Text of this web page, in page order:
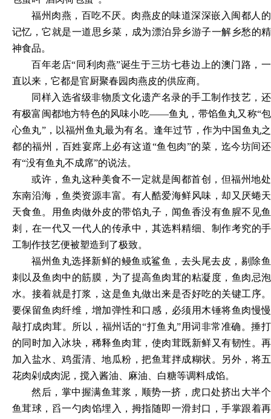
福州肉燕，百吃不厌。肉燕皮的味道深深嵌入闽都人的
记忆，它就是一道思乡菜，成为漂泊异乡游子一解乡愁的精
神食品。
百年老店“同利肉燕”诞生于三坊七巷边上的澳门路，一
直以来，它都是官厨聚春园肉燕皮的供应商。
同样入选省级非物质文化遗产名录的手工制作技艺，还
有极富闽都地方特色的风味小吃——鱼丸，带馅鱼丸又称“包
心鱼丸”，以福州鱼丸最为有名。逢年过节，作为中国鱼丸之
都的福州，百姓宴席上必有这道“鱼包肉”的菜，迄今坊间还
有“没有鱼丸不成席”的说法。
或许，鱼丸这种美食不一定就是闽都首创，但福州地处
东南沿海，鱼类资源丰富。有人酷爱海鲜风味，却又厌蜷天
天食鱼。用鱼肉做外皮的带馅丸子，闻鱼香没有鱼腥不见鱼
刺，在一代又一代人的传承中，其选料精细、制作考究的手
工制作技艺便被塑造到了极致。
福州鱼丸选择新鲜的鳗鱼或鲨鱼，去头尾去皮，剔除鱼
刺以及鱼肉中的筋膜，为了提高鱼肉茸的粘凝度，鱼肉忌泡
水。接着就是打浆，这是鱼丸做出来是否好吃的关键工序。
要保留鱼肉纤维，增加弹性和口感，必须用木锤将鱼肉慢慢
敲打成肉茸。所以，福州话的“打鱼丸”用词非常准确。捶打
的同时加入冰块，稀释鱼肉茸，使肉茸既新鲜又有韧性。再
加入盐水、鸡蛋清、地瓜粉，把鱼茸拌成糊状。另外，将五
花肉剁成肉泥，搅入酱油、麻油、白糖等调料成馅。
然后，掌中握满鱼茸浆，顺势一挤，虎口处挤出大半个
鱼茸球，舀一勺肉馅埋入，拇指随即一滑封口，手掌跟着再